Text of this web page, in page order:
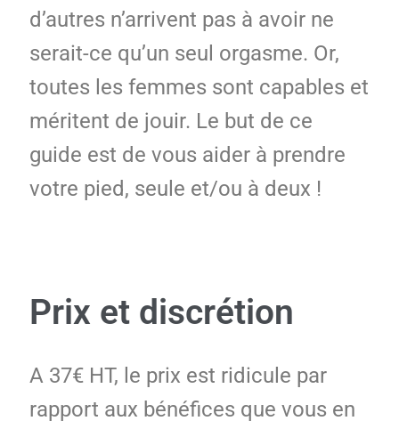
d’autres n’arrivent pas à avoir ne
serait-ce qu’un seul orgasme. Or,
toutes les femmes sont capables et
méritent de jouir. Le but de ce
guide est de vous aider à prendre
votre pied, seule et/ou à deux !
Prix et discrétion
A 37€ HT, le prix est ridicule par
rapport aux bénéfices que vous en